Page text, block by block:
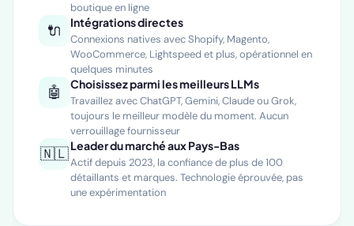
boutique en ligne
🔌 Intégrations directes
Connexions natives avec Shopify, Magento,
WooCommerce, Lightspeed et plus, opérationnel en
quelques minutes
🤖 Choisissez parmi les meilleurs LLMs
Travaillez avec ChatGPT, Gemini, Claude ou Grok,
toujours le meilleur modèle du moment. Aucun
verrouillage fournisseur
🇳🇱Leader du marché aux Pays-Bas
Actif depuis 2023, la confiance de plus de 100
détaillants et marques. Technologie éprouvée, pas
une expérimentation